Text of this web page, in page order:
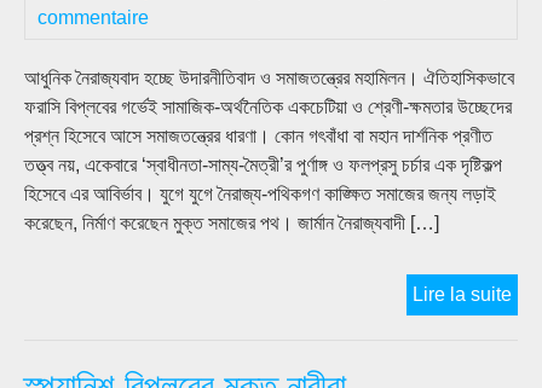
করে
তার
commentaire
আধুনিক নৈরাজ্যবাদ হচ্ছে উদারনীতিবাদ ও সমাজতন্ত্রের মহামিলন। ঐতিহাসিকভাবে
ফরাসি বিপ্লবের গর্ভেই সামাজিক-অর্থনৈতিক একচেটিয়া ও শ্রেণী-ক্ষমতার উচ্ছেদের
প্রশ্ন হিসেবে আসে সমাজতন্ত্রের ধারণা। কোন গৎবাঁধা বা মহান দার্শনিক প্রণীত
তত্ত্ব নয়, একেবারে ‘স্বাধীনতা-সাম্য-মৈত্রী’র পুর্ণাঙ্গ ও ফলপ্রসু চর্চার এক দৃষ্টিকল্প
হিসেবে এর আবির্ভাব। যুগে যুগে নৈরাজ্য-পথিকগণ কাঙ্ক্ষিত সমাজের জন্য লড়াই
করেছেন, নির্মাণ করেছেন মুক্ত সমাজের পথ। জার্মান নৈরাজ্যবাদী […]
Lire la suite
লক্ষ্য